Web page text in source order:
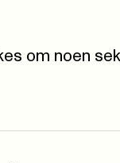
om noen